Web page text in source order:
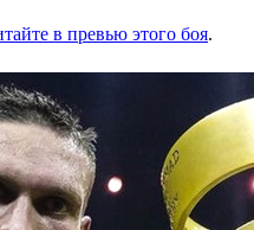
в превью этого боя.